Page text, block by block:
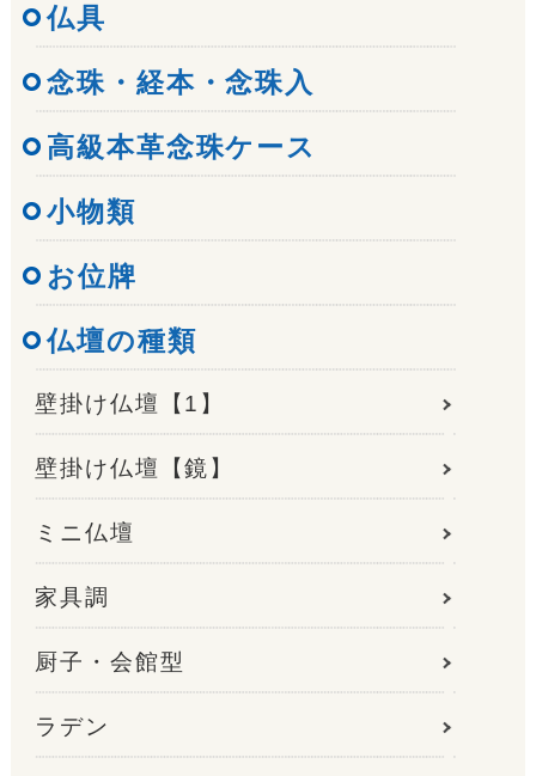
仏具
念珠・経本・念珠入
高級本革念珠ケース
小物類
お位牌
仏壇の種類
壁掛け仏壇【1】
壁掛け仏壇【鏡】
ミニ仏壇
家具調
厨子・会館型
ラデン